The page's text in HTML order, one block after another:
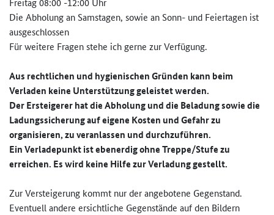
Die Abholung an Samstagen, sowie an Sonn- und Feiertagen ist
ausgeschlossen
Für weitere Fragen stehe ich gerne zur Verfügung.
Aus rechtlichen und hygienischen Gründen kann beim
Verladen keine Unterstützung geleistet werden.
Der Ersteigerer hat die Abholung und die Beladung sowie die
Ladungssicherung auf eigene Kosten und Gefahr zu
organisieren, zu veranlassen und durchzuführen.
Ein Verladepunkt ist ebenerdig ohne Treppe/Stufe zu
erreichen. Es wird keine Hilfe zur Verladung gestellt.
Zur Versteigerung kommt nur der angebotene Gegenstand.
Eventuell andere ersichtliche Gegenstände auf den Bildern